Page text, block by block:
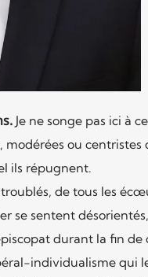
Je ne songe pas ici à
ou
ils répugnent.
de tous les
se sentent
durant la fin de
individualisme qui